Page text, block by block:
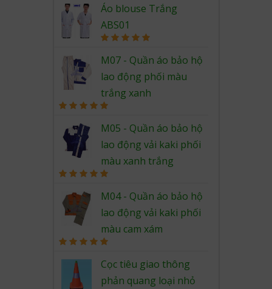
out of 5
Áo blouse Trắng
ABS01
out of 5
M07 - Quần áo bảo hộ
lao động phối màu
trắng xanh
out of 5
M05 - Quần áo bảo hộ
lao động vải kaki phối
màu xanh trắng
out of 5
M04 - Quần áo bảo hộ
lao động vải kaki phối
màu cam xám
out of 5
Cọc tiêu giao thông
phản quang loại nhỏ